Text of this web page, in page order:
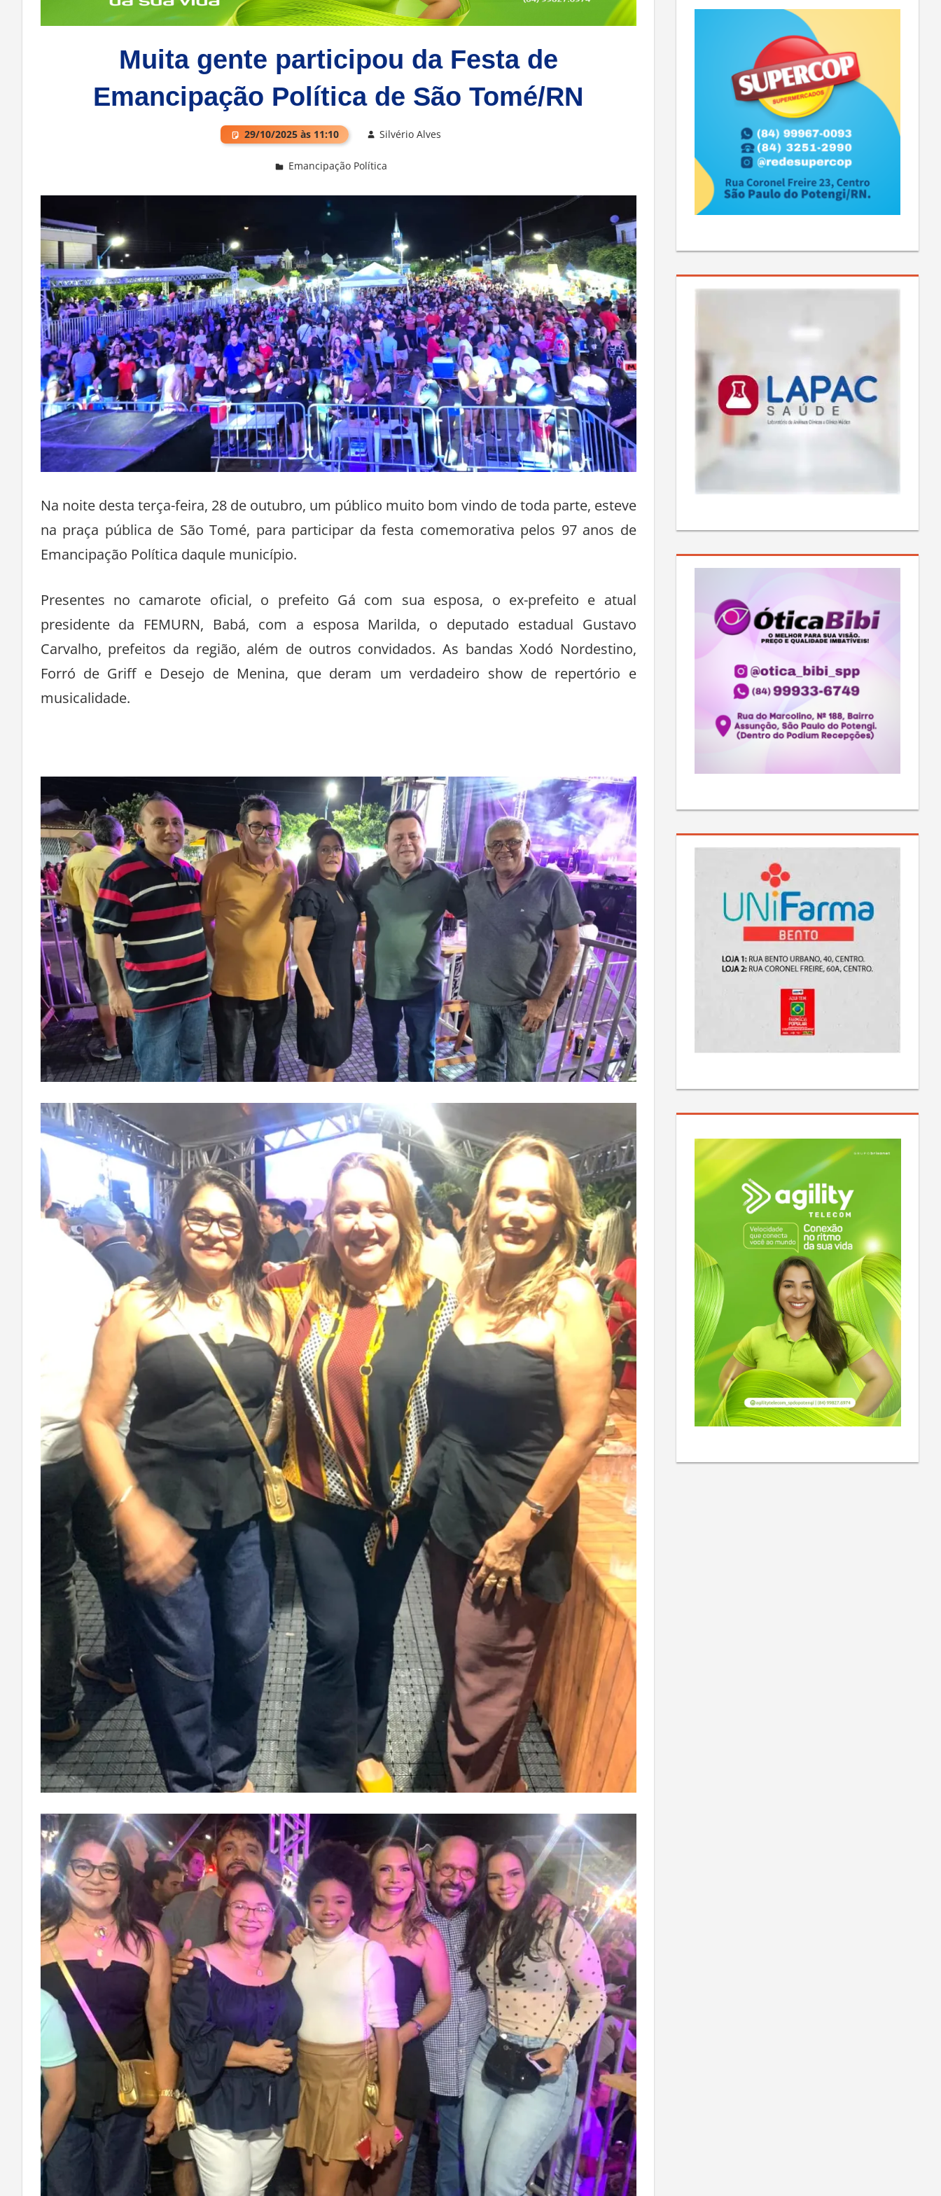
Muita gente participou da Festa de
Emancipação Política de São Tomé/RN
29/10/2025 às 11:10 Silvério Alves
Emancipação Política
Na noite desta terça-feira, 28 de outubro, um público muito bom vindo de toda parte, esteve
na praça pública de São Tomé, para participar da festa comemorativa pelos 97 anos de
Emancipação Política daqule município.
Presentes no camarote oficial, o prefeito Gá com sua esposa, o ex-prefeito e atual
presidente da FEMURN, Babá, com a esposa Marilda, o deputado estadual Gustavo
Carvalho, prefeitos da região, além de outros convidados. As bandas Xodó Nordestino,
Forró de Griff e Desejo de Menina, que deram um verdadeiro show de repertório e
musicalidade.